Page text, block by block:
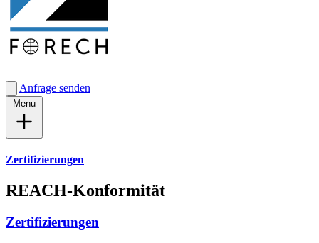
Anfrage senden
Zertifizierungen
REACH-Konformität
Zertifizierungen